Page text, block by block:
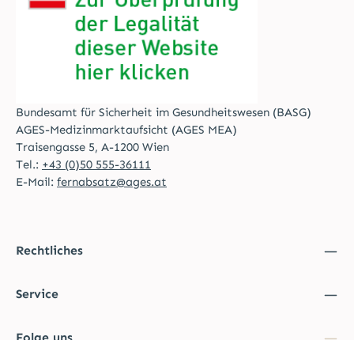
Bundesamt für Sicherheit im Gesundheitswesen (BASG)
AGES-Medizinmarktaufsicht (AGES MEA)
Traisengasse 5, A-1200 Wien
Tel.: +43 (0)50 555-36111
E-Mail: fernabsatz@ages.at
Rechtliches
Service